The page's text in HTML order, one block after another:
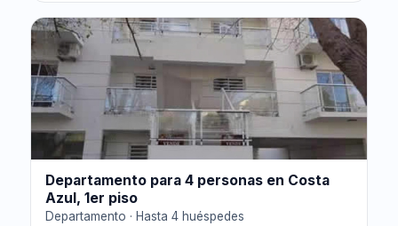
Departamento para 4 personas en Costa
Azul, 1er piso
Departamento · Hasta 4 huéspedes